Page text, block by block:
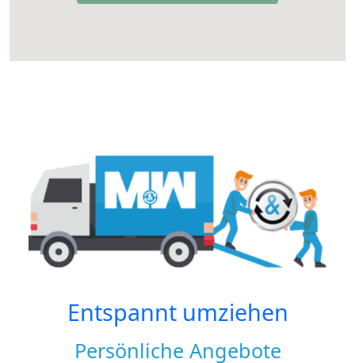
Entspannt umziehen
Persönliche Angebote